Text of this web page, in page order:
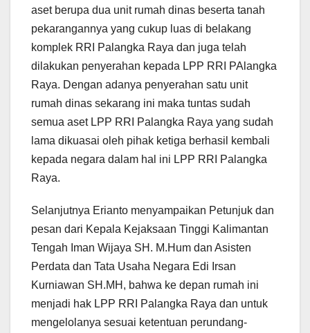
aset berupa dua unit rumah dinas beserta tanah
pekarangannya yang cukup luas di belakang
komplek RRI Palangka Raya dan juga telah
dilakukan penyerahan kepada LPP RRI PAlangka
Raya. Dengan adanya penyerahan satu unit
rumah dinas sekarang ini maka tuntas sudah
semua aset LPP RRI Palangka Raya yang sudah
lama dikuasai oleh pihak ketiga berhasil kembali
kepada negara dalam hal ini LPP RRI Palangka
Raya.
Selanjutnya Erianto menyampaikan Petunjuk dan
pesan dari Kepala Kejaksaan Tinggi Kalimantan
Tengah Iman Wijaya SH. M.Hum dan Asisten
Perdata dan Tata Usaha Negara Edi Irsan
Kurniawan SH.MH, bahwa ke depan rumah ini
menjadi hak LPP RRI Palangka Raya dan untuk
mengelolanya sesuai ketentuan perundang-